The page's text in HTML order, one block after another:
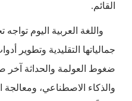
القائم.
واللغة العربية اليوم
جمالياتها التقليدية وتطوير
ضغوط العولمة والحداثة آخر
والذكاء الاصطناعي، ومعالجة